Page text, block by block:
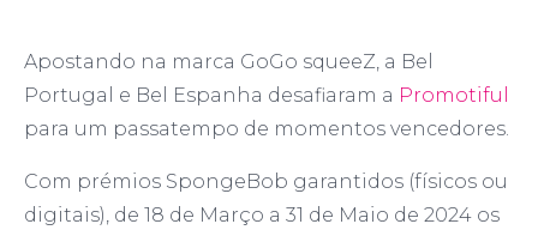
Apostando na marca GoGo squeeZ, a Bel
Portugal e Bel Espanha desafiaram a Promotiful
para um passatempo de momentos vencedores.
Com prémios SpongeBob garantidos (físicos ou
digitais), de 18 de Março a 31 de Maio de 2024 os